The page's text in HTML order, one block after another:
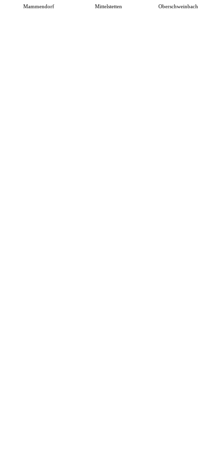
Mammendorf Mittelstetten Oberschweinbach